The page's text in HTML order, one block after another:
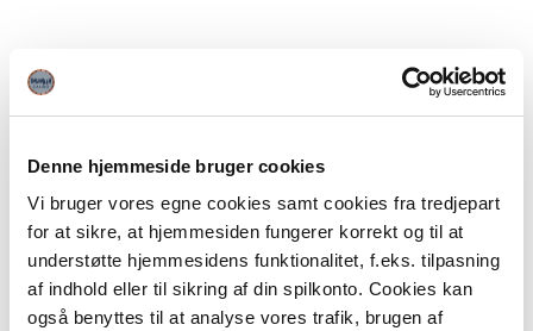
Denne hjemmeside bruger cookies
Vi bruger vores egne cookies samt cookies fra tredjepart
for at sikre, at hjemmesiden fungerer korrekt og til at
understøtte hjemmesidens funktionalitet, f.eks. tilpasning
af indhold eller til sikring af din spilkonto. Cookies kan
også benyttes til at analyse vores trafik, brugen af